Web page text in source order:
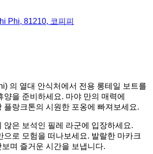
Phi, 81210, 코피피
의 열대 안식처에서 전용 롱테일 보트를
양을 준비하세요. 마야 만의 매력에
플랑크톤의 시원한 포옹에 빠져보세요.
않은 보석인 필레 라군에 입장하세요.
으로 모험을 떠나보세요. 발랄한 마카크
며 즐거운 시간을 보냅니다.